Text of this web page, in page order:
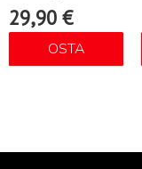
29,90 €
OSTA